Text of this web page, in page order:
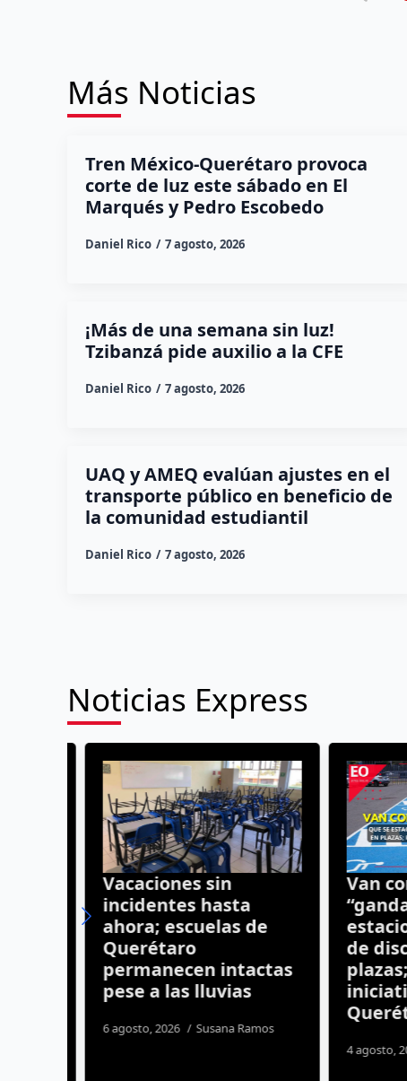
Más Noticias
Tren México-Querétaro provoca
corte de luz este sábado en El
Marqués y Pedro Escobedo
Daniel Rico 7 agosto, 2026
¡Más de una semana sin luz!
Tzibanzá pide auxilio a la CFE
Daniel Rico 7 agosto, 2026
UAQ y AMEQ evalúan ajustes en el
transporte público en beneficio de
la comunidad estudiantil
Daniel Rico 7 agosto, 2026
Noticias Express
Vacaciones sin
incidentes hasta
ahora; escuelas de
Querétaro
permanecen intactas
pese a las lluvias
6 agosto, 2026 Susana Ramos
Van
de
plazas;
4 agosto,